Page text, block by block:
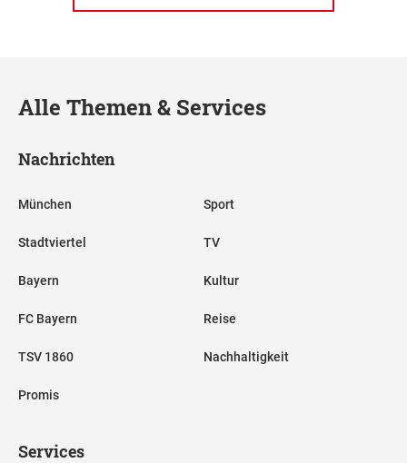
Alle Themen & Services
Nachrichten
München
Stadtviertel
Bayern
FC Bayern
TSV 1860
Promis
Sport
TV
Kultur
Reise
Nachhaltigkeit
Services